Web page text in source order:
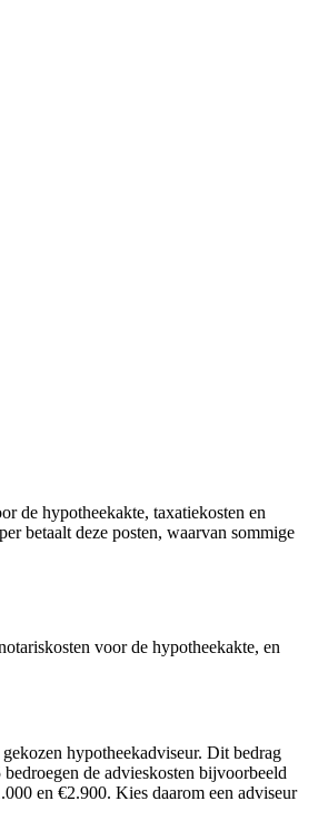
de hypotheekakte, taxatiekosten en
betaalt deze posten, waarvan sommige
voor de hypotheekakte, en
hypotheekadviseur. Dit bedrag
de advieskosten bijvoorbeeld
en €2.900. Kies daarom een adviseur